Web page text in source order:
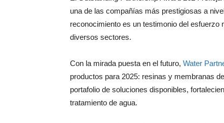
una de las compañías más prestigiosas a
reconocimiento es un testimonio del
diversos sectores.
Con la mirada puesta en el futuro, Water
productos para 2025: resinas y membranas
portafolio de soluciones disponibles,
tratamiento de agua.